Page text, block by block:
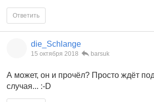
Ответить
die_Schlange
15 октября 2018 barsuk
А может, он и прочёл? Просто ждёт
случая... :-D